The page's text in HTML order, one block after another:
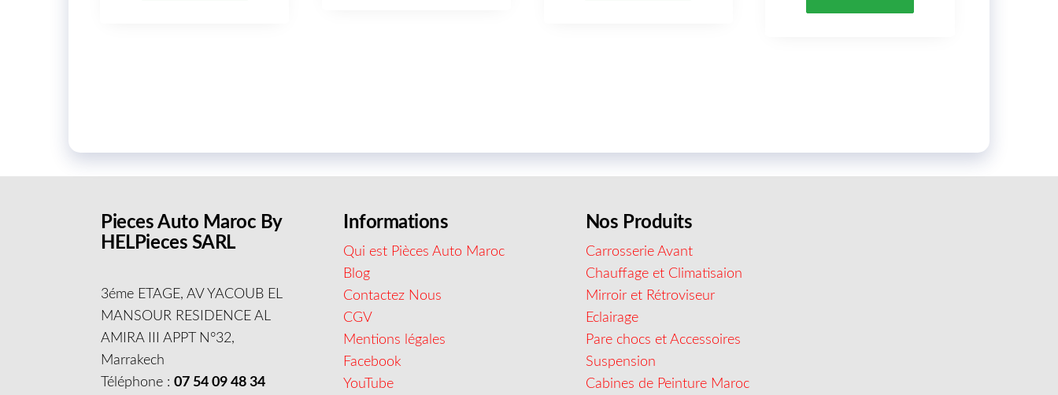
Pieces Auto Maroc By
HELPieces SARL
3éme ETAGE, AV YACOUB EL
MANSOUR RESIDENCE AL
AMIRA III APPT N°32,
Marrakech
Téléphone :07 54 09 48 34
Informations
Qui est Pièces Auto Maroc
Blog
Contactez Nous
CGV
Mentions légales
Facebook
YouTube
Nos Produits
Carrosserie Avant
Chauffage et Climatisaion
Mirroir et Rétroviseur
Eclairage
Pare chocs et Accessoires
Suspension
Cabines de Peinture Maroc